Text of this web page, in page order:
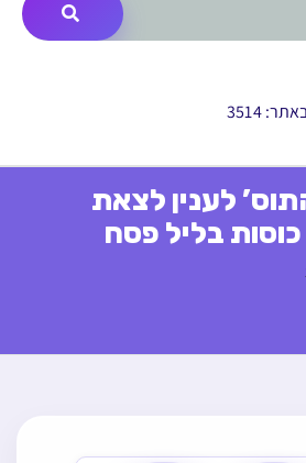
3514
לענין לצאת
בליל פסח